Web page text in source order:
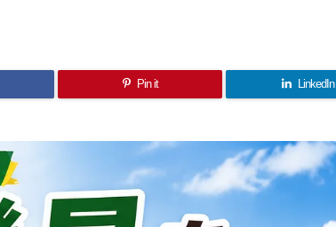
Pin it LinkedIn